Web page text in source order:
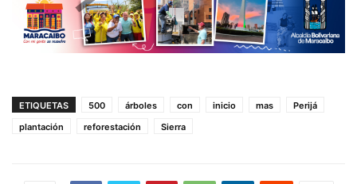
ETIQUETAS 500 árboles con inicio mas
Perijá
plantación
reforestación Sierra